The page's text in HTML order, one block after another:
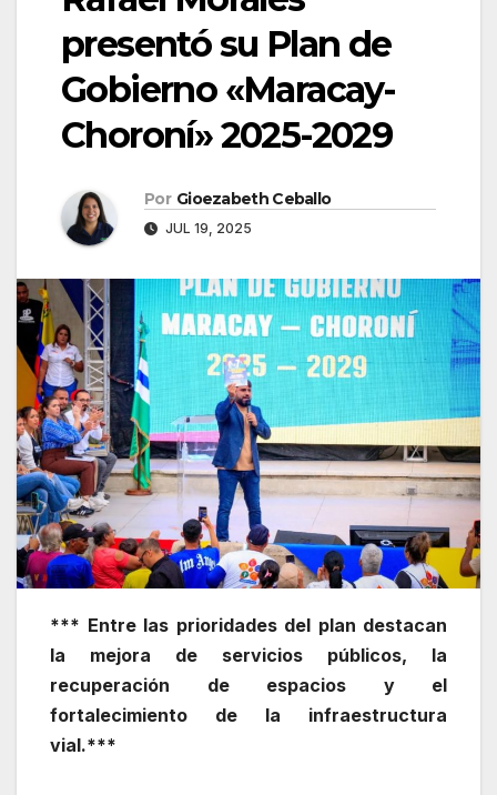
presentó su Plan de
Gobierno «Maracay-
Choroní» 2025-2029
Por Gioezabeth Ceballo
JUL 19, 2025
*** Entre las prioridades del plan destacan
la mejora de servicios públicos, la
recuperación de espacios y el
fortalecimiento de la infraestructura
vial.***